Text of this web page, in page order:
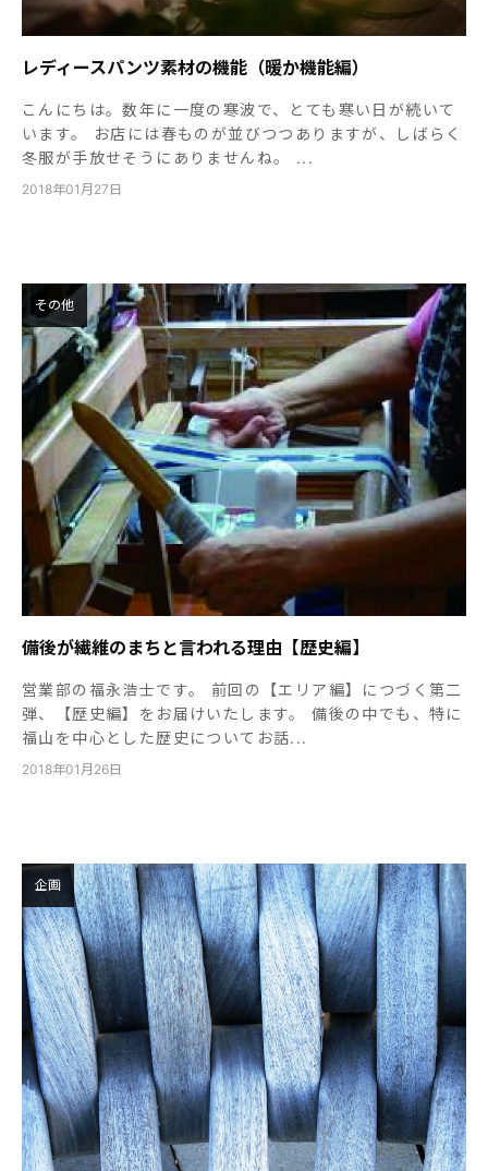
レディースパンツ素材の機能（暖か機能編）
こんにちは。数年に一度の寒波で、とても寒い日が続いて
います。 お店には春ものが並びつつありますが、しばらく
冬服が手放せそうにありませんね。 ...
2018年01月27日
その他
備後が繊維のまちと言われる理由【歴史編】
営業部の福永浩士です。 前回の【エリア編】につづく第二
弾、【歴史編】をお届けいたします。 備後の中でも、特に
福山を中心とした歴史についてお話...
2018年01月26日
企画